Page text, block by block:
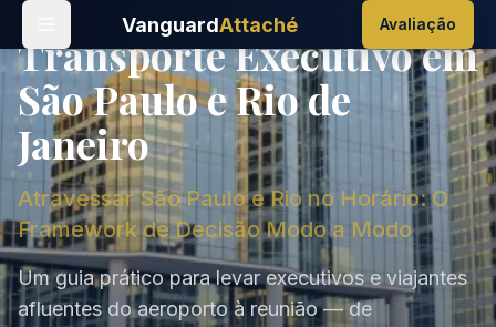
VanguardAttaché Avaliação
Início / Insights / Transporte Executivo em São Paulo e Rio de Janeiro
Transporte Executivo em
São Paulo e Rio de
Janeiro
Atravessar São Paulo e Rio no Horário: O
Framework de Decisão Modo a Modo
Um guia prático para levar executivos e viajantes
afluentes do aeroporto à reunião — de